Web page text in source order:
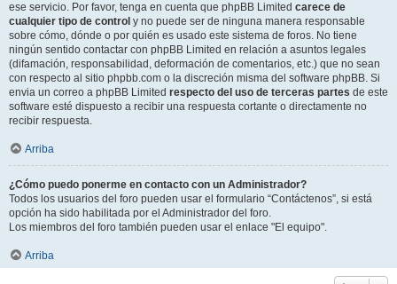
ese servicio. Por favor, tenga en cuenta que phpBB Limited carece de
cualquier tipo de control y no puede ser de ninguna manera responsable
sobre cómo, dónde o por quién es usado este sistema de foros. No tiene
ningún sentido contactar con phpBB Limited en relación a asuntos legales
(difamación, responsabilidad, deformación de comentarios, etc.) que no sean
con respecto al sitio phpbb.com o la discreción misma del software phpBB. Si
envia un correo a phpBB Limited respecto del uso de terceras partes de este
software esté dispuesto a recibir una respuesta cortante o directamente no
recibir respuesta.
Arriba
¿Cómo puedo ponerme en contacto con un Administrador?
Todos los usuarios del foro pueden usar el formulario “Contáctenos”, si está
opción ha sido habilitada por el Administrador del foro.
Los miembros del foro también pueden usar el enlace "El equipo".
Arriba